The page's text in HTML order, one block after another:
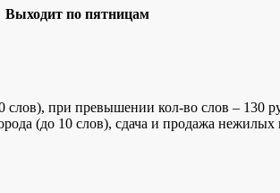
по пятницам
слов), при превышении кол-во слов – 130
(до 10 слов), сдача и продажа